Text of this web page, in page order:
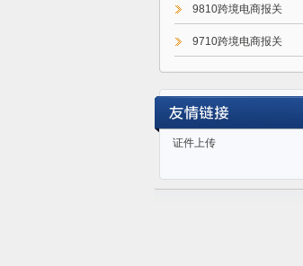
9810跨境电商报关
9710跨境电商报关
9610跨境电商报关
证件上传